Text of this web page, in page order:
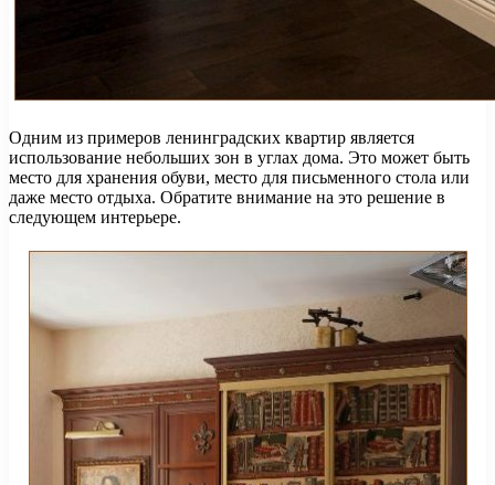
Одним из примеров ленинградских квартир является
использование небольших зон в углах дома. Это может быть
место для хранения обуви, место для письменного стола или
даже место отдыха. Обратите внимание на это решение в
следующем интерьере.